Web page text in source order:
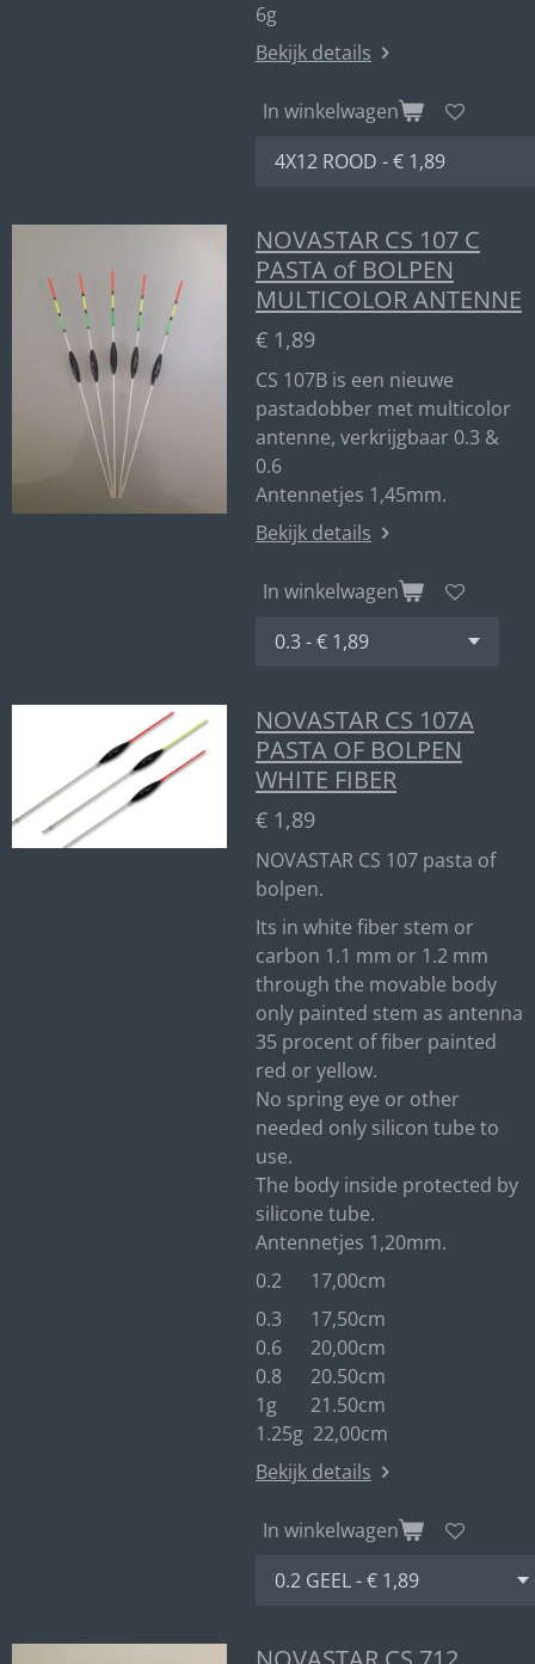
6g
Bekijk details
In winkelwagen
NOVASTAR CS 107 C
PASTA of BOLPEN
MULTICOLOR ANTENNE
€ 1,89
CS 107B is een nieuwe
pastadobber met multicolor
antenne, verkrijgbaar 0.3 &
0.6
Antennetjes 1,45mm.
Bekijk details
In winkelwagen
NOVASTAR CS 107A
PASTA OF BOLPEN
WHITE FIBER
€ 1,89
NOVASTAR CS 107 pasta of
bolpen.
Its in white fiber stem or
carbon 1.1 mm or 1.2 mm
through the movable body
only painted stem as antenna
35 procent of fiber painted
red or yellow.
No spring eye or other
needed only silicon tube to
use.
The body inside protected by
silicone tube.
Antennetjes 1,20mm.
0.2 17,00cm
0.3 17,50cm
0.6 20,00cm
0.8 20.50cm
1g 21.50cm
1.25g 22,00cm
Bekijk details
In winkelwagen